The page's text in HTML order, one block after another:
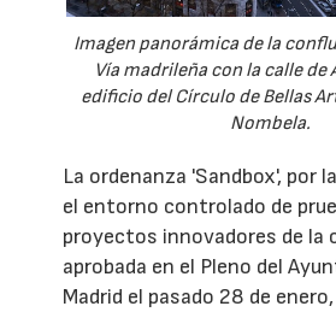
Imagen panorámica de la
Vía madrileña con la calle de
edificio del Círculo de Bellas
Nombela.
La ordenanza 'Sandbox', por
el entorno controlado de
proyectos innovadores de la
aprobada en el Pleno del
Madrid el pasado 28 de